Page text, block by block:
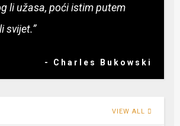
li užasa, poći istim putem
svijet.”
- Charles Bukowski
VIEW ALL